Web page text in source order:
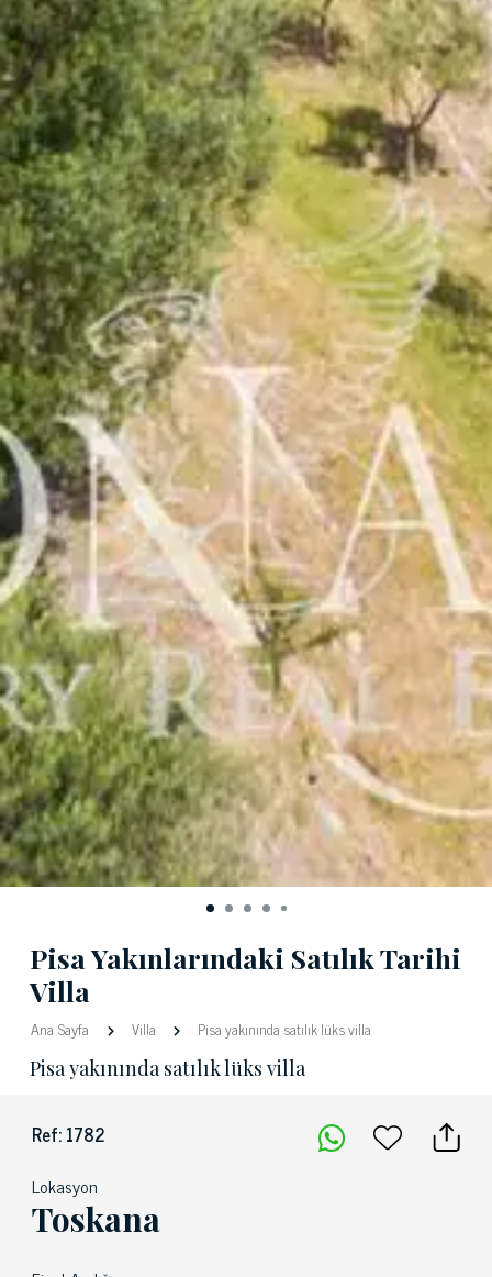
Pisa Yakınlarındaki Satılık Tarihi
Villa
Ana Sayfa Villa Pisa yakınında satılık lüks villa
Pisa yakınında satılık lüks villa
Ref: 1782
Lokasyon
Toskana